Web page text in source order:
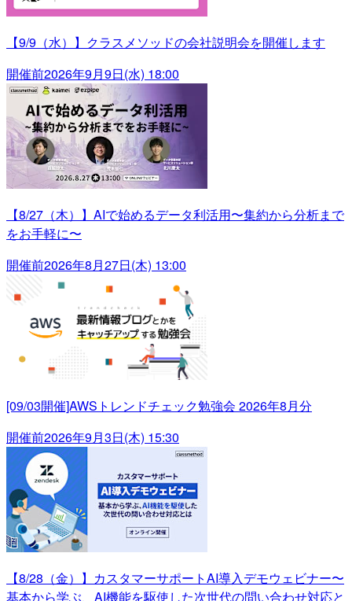
【9/9（水）】クラスメソッドの会社説明会を開催します
開催前2026年9月9日(水) 18:00
【8/27（木）】AIで始めるデータ利活用〜集約から分析まで
をお手軽に〜
開催前2026年8月27日(木) 13:00
[09/03開催]AWSトレンドチェック勉強会 2026年8月分
開催前2026年9月3日(木) 15:30
【8/28（金）】カスタマーサポートAI導入デモウェビナー〜
基本から学ぶ、AI機能を駆使した次世代の問い合わせ対応と